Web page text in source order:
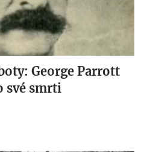
George Parrott
své smrti